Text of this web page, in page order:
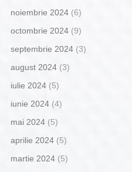
noiembrie 2024(6)
octombrie 2024(9)
septembrie 2024(3)
august 2024(3)
iulie 2024(5)
iunie 2024(4)
mai 2024(5)
aprilie 2024(5)
martie 2024(5)